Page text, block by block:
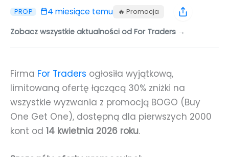
PROP 4 miesiące temu 🔥 Promocja
Zobacz wszystkie aktualności od For Traders →
Firma For Traders ogłosiła wyjątkową,
limitowaną ofertę łączącą 30% zniżki na
wszystkie wyzwania z promocją BOGO (Buy
One Get One), dostępną dla pierwszych 2000
kont od 14 kwietnia 2026 roku.